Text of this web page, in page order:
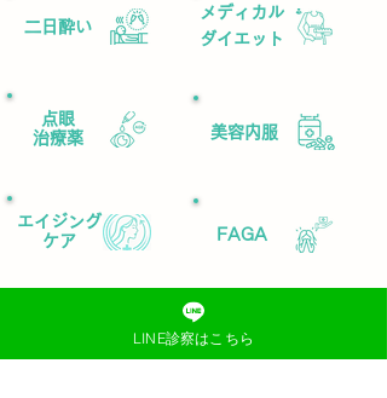
二日酔い
​点眼
治療薬
エイジング
ケア
​メディカル
ダイエット​
美容内服
FAGA
美容液
LINE診察はこちら